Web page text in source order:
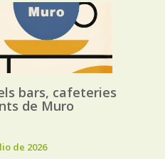
bars, cafeteries
de Muro
de 2026